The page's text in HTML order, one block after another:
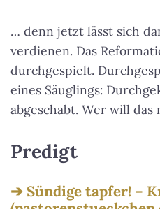
… denn jetzt lässt sich
verdienen. Das
durchgespielt.
eines Säuglings:
abgeschabt. Wer will das
Predigt
Sündige tapfer! –